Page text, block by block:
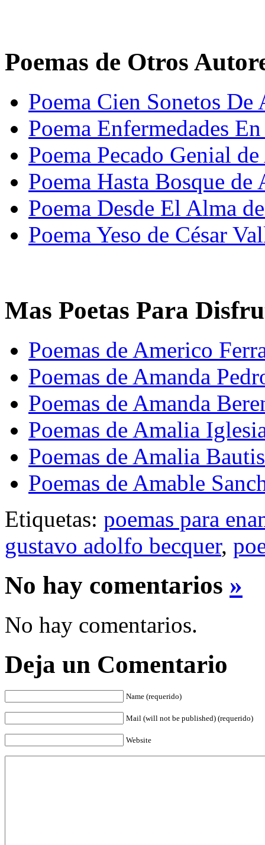
Poemas de Otros
Poema Cien Sonetos
Poema Enfermedades
Poema Pecado Genial
Poema Hasta Bosque
Poema Desde El Alma
Poema Yeso de César
Mas Poetas Para
Poemas de Americo
Poemas de Amanda
Poemas de Amanda
Poemas de Amalia
Poemas de Amalia
Poemas de Amable
Etiquetas: poemas para
gustavo adolfo becquer,
No hay comentarios »
No hay comentarios.
Deja un Comentario
Name (requerido)
Mail (will not be published) (requerido)
Website